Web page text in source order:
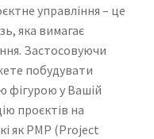
управління – це
яка вимагає
Застосовуючи
побудувати
фігурою у Вашій
проєктів на
як PMP (Project